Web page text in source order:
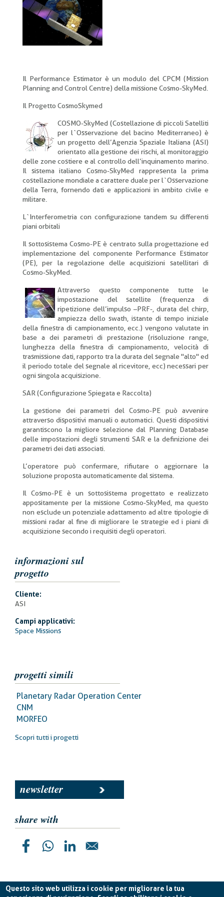
Questo sito web utilizza i cookie per migliorare la tua
Il Performance Estimator è un modulo del CPCM (Mission
Planning and Control Centre) della missione Cosmo-SkyMed.
Il Progetto CosmoSkymed
COSMO-SkyMed (Costellazione di piccoli Satelliti
per l`Osservazione del bacino Mediterraneo) è
un progetto dell’Agenzia Spaziale Italiana (ASI)
orientato alla gestione dei rischi, al monitoraggio
delle zone costiere e al controllo dell’inquinamento marino.
Il sistema italiano Cosmo-SkyMed rappresenta la prima
costellazione mondiale a carattere duale per l`Osservazione
della Terra, fornendo dati e applicazioni in ambito civile e
militare.
L`Interferometria con configurazione tandem su differenti
piani orbitali
Il sottosistema Cosmo-PE è centrato sulla progettazione ed
implementazione del componente Performance Estimator
(PE), per la regolazione delle acquisizioni satellitari di
Cosmo-SkyMed.
Attraverso questo componente tutte le
impostazione del satellite (frequenza di
ripetizione dell’impulso –PRF-, durata del chirp,
ampiezza dello swath, istante di tempo iniziale
della finestra di campionamento, ecc.) vengono valutate in
base a dei parametri di prestazione (risoluzione range,
lunghezza della finestra di campionamento, velocità di
trasmissione dati, rapporto tra la durata del segnale "alto" ed
il periodo totale del segnale al ricevitore, ecc) necessari per
ogni singola acquisizione.
SAR (Configurazione Spiegata e Raccolta)
La gestione dei parametri del Cosmo-PE può avvenire
attraverso dispositivi manuali o automatici. Questi dispositivi
garantiscono la migliore selezione dal Planning Database
delle impostazioni degli strumenti SAR e la definizione dei
parametri dei dati associati.
L’operatore può confermare, rifiutare o aggiornare la
soluzione proposta automaticamente dal sistema.
Il Cosmo-PE è un sottosistema progettato e realizzato
appositamente per la missione Cosmo-SkyMed, ma questo
non esclude un potenziale adattamento ad altre tipologie di
missioni radar al fine di migliorare le strategie ed i piani di
acquisizione secondo i requisiti degli operatori.
informazioni sul
progetto
Cliente:
ASI
Campi applicativi:
Space Missions
progetti simili
Planetary Radar Operation Center
CNM
MORFEO
Scopri tutti i progetti
newsletter
share with